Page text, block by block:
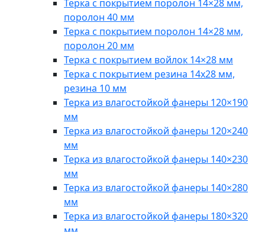
Терка с покрытием поролон 14×28 мм,
поролон 40 мм
Терка с покрытием поролон 14×28 мм,
поролон 20 мм
Терка с покрытием войлок 14×28 мм
Терка с покрытием резина 14х28 мм,
резина 10 мм
Терка из влагостойкой фанеры 120×190
мм
Терка из влагостойкой фанеры 120×240
мм
Терка из влагостойкой фанеры 140×230
мм
Терка из влагостойкой фанеры 140×280
мм
Терка из влагостойкой фанеры 180×320